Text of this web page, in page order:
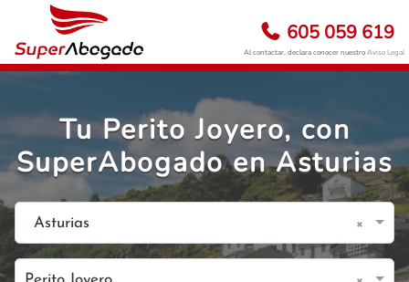
605 059 619
Al contactar, declara conocer nuestroAviso Legal
Tu Perito Joyero, con
SuperAbogado en Asturias
Asturias ×